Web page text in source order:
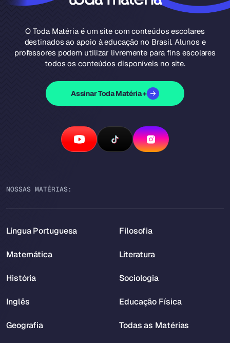
O Toda Matéria é um site com conteúdos escolares
destinados ao apoio à educação no Brasil. Alunos e
professores podem utilizar livremente para fins escolares
todos os conteúdos disponíveis no site.
Assinar Toda Matéria +
NOSSAS MATÉRIAS:
Língua Portuguesa
Matemática
História
Inglês
Geografia
Filosofia
Literatura
Sociologia
Educação Física
Todas as Matérias